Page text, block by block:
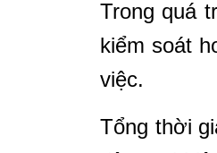
Trong quá
kiểm soát
việc.
Tổng thời